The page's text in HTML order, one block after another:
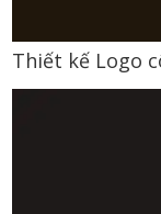
Thiết kế Logo